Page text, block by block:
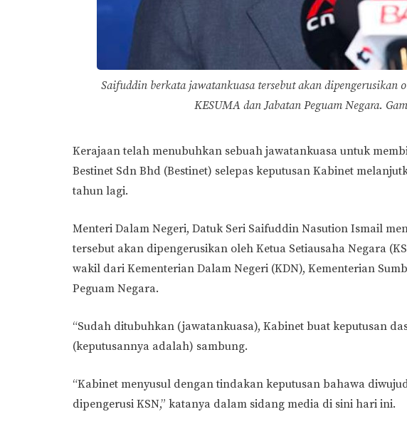
Saifuddin berkata jawatankuasa tersebut akan dipengerusikan
KESUMA dan Jabatan Peguam Negara.
Kerajaan telah menubuhkan sebuah jawatankuasa untuk
Bestinet Sdn Bhd (Bestinet) selepas keputusan Kabinet
tahun lagi.
Menteri Dalam Negeri, Datuk Seri Saifuddin Nasution Ismail
tersebut akan dipengerusikan oleh Ketua Setiausaha Negara
wakil dari Kementerian Dalam Negeri (KDN), Kementerian
Peguam Negara.
“Sudah ditubuhkan (jawatankuasa), Kabinet buat keputusan
(keputusannya adalah) sambung.
“Kabinet menyusul dengan tindakan keputusan bahawa
dipengerusi KSN,” katanya dalam sidang media di sini hari ini.